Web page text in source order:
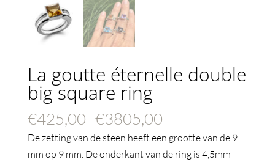
La goutte éternelle double
big square ring
€425,00-€3805,00Prijsklasse:
€425,00
tot
De zetting van de steen heeft een grootte van de 9
mm op 9 mm. De onderkant van de ring is 4,5mm